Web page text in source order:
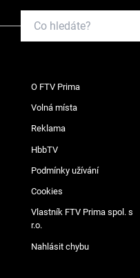
O FTV Prima
Volná místa
Reklama
HbbTV
Podmínky užívání
Cookies
Vlastník FTV Prima spol. s
r.o.
Nahlásit chybu